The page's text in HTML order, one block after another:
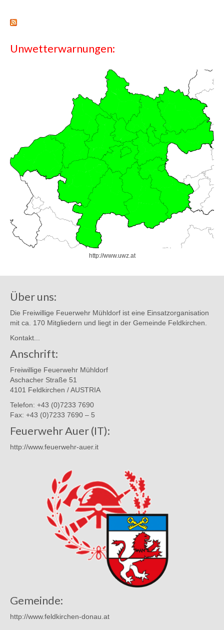
Unwetterwarnungen:
http://www.uwz.at
Über uns:
Die Freiwillige Feuerwehr Mühldorf ist eine Einsatzorganisation
mit ca. 170 Mitgliedern und liegt in der Gemeinde Feldkirchen.
Kontakt...
Anschrift:
Freiwillige Feuerwehr Mühldorf
Aschacher Straße 51
4101 Feldkirchen / AUSTRIA
Telefon: +43 (0)7233 7690
Fax: +43 (0)7233 7690 – 5
Feuerwehr Auer (IT):
http://www.feuerwehr-auer.it
Gemeinde:
http://www.feldkirchen-donau.at